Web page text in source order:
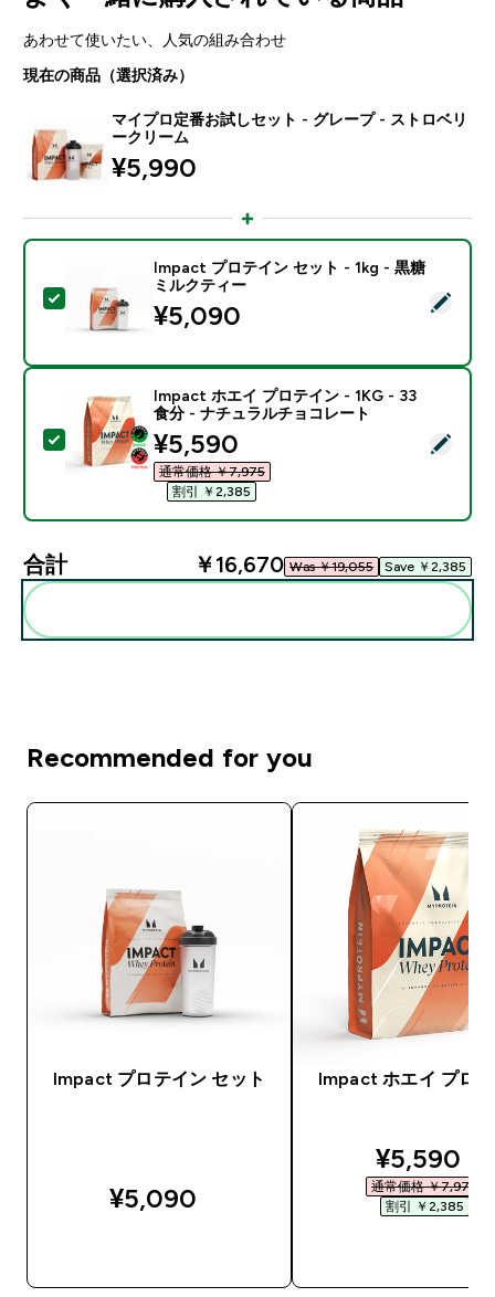
あわせて使いたい、人気の組み合わせ
現在の商品（選択済み）
マイプロ定番お試しセット - グレープ - ストロベリ
ークリーム
¥5,990‎
この商品を選択 - Impact プロテイン セット - 1kg - 黒
Impact プロテイン セット - 1kg - 黒糖
ミルクティー
¥5,090‎
この商品を選択 - Impact ホエイ プロテイン - 1KG -
Impact ホエイ プロテイン - 1KG - 33
食分 - ナチュラルチョコレート
discounted price
¥5,590‎
通常価格 ￥7,975‎
割引 ￥2,385‎
合計 ￥16,670‎ Was ￥19,055‎ Save ￥2,385‎
Recommended for you
Impact プロテイン セット
¥5,090‎
Impact ホエイ プロ
¥5,590‎
通常価格 ￥7,975‎
割引 ￥2,385‎